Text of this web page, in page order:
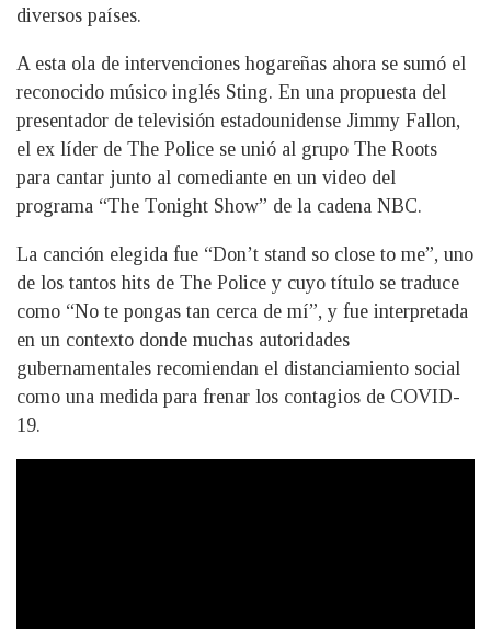
diversos países.
A esta ola de intervenciones hogareñas ahora se sumó el
reconocido músico inglés Sting. En una propuesta del
presentador de televisión estadounidense Jimmy Fallon,
el ex líder de The Police se unió al grupo The Roots
para cantar junto al comediante en un video del
programa “The Tonight Show” de la cadena NBC.
La canción elegida fue “Don’t stand so close to me”, uno
de los tantos hits de The Police y cuyo título se traduce
como “No te pongas tan cerca de mí”, y fue interpretada
en un contexto donde muchas autoridades
gubernamentales recomiendan el distanciamiento social
como una medida para frenar los contagios de COVID-
19.